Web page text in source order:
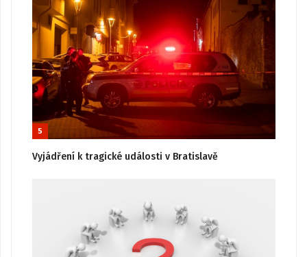
5
Vyjádření k tragické události v Bratislavě